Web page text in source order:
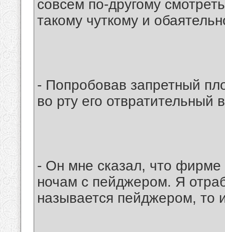
совсем по-другому
такому чуткому и
- Попробовав запретный
во рту его отвратительный
- Он мне сказал, что
ночам с пейджером. Я
называется пейджером, то